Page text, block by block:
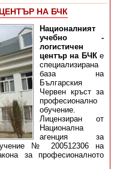
НА БЧК
Националният
учебно -
логистичен
център на БЧКе
специализирана
база на
Българския
Червен кръст за
професионално
обучение.
Лицензиран от
Национална
агенция за
№ 200512306 на
за професионалното